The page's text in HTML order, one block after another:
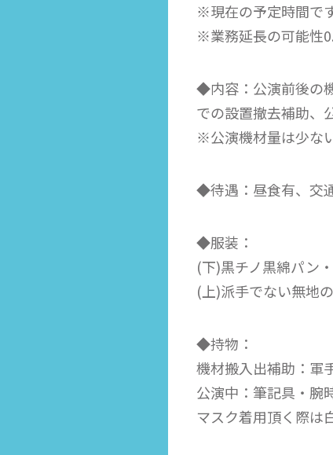
※現在の予定時間で
※業務延長の可能性
◆内容：公演前後の
での設置撤去補助、
※公演機材量は少ない
◆待遇：昼食有、交
◆服装：
(下)黒チノ黒綿パン
(上)派手でない無地
◆持物：
機材搬入出補助：軍
公演中：筆記具・腕
マスク着用頂く際は